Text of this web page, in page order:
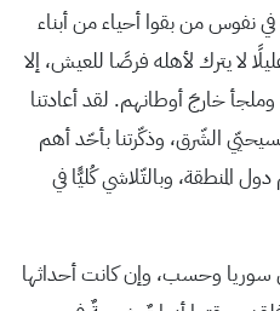
نفوس من بقوا أحياء من أبناء
لا يترك لأهله فرصًا للعيش، إلا
خارجَ أوطانهم. لقد أعادتنا
الشّرق، وذكّرتنا بأحّد أهم
وبالتّلاشي كُليًّا في
سوريا وحسب، وإن كانت أحداثها